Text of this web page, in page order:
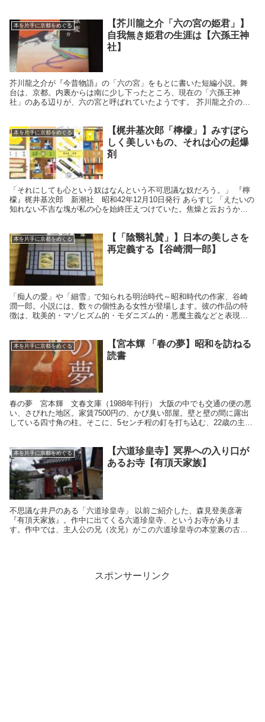
本を片手に京都をめぐる
【芥川龍之介「六の宮の姫君」】
自我無き姫君の生涯は【六孫王神
社】
芥川龍之介が『今昔物語』の「六の宮」をもとに書いた短編小説。舞
台は、京都。内裏からは南に少し下ったところ、現在の「六孫王神
社」のある辺りが、六の宮と呼ばれていたようです。 芥川龍之介の作
本を片手に京都をめぐる
【梶井基次郎「檸檬」】みすぼら
しく美しいもの、それは心の起爆
剤
「それにしても心という奴はなんという不可思議な奴だろう。」 『檸
檬』梶井基次郎 新潮社 昭和42年12月10日発行 あらすじ 「えたいの
知れない不吉な塊が私の心を始終圧えつけていた。焦燥と云おうか、
本を片手に京都をめぐる
【「陰翳礼賛」】日本の美しさを
再定義する【谷崎潤一郎】
「痴人の愛」や「細雪」で知られる明治時代～昭和時代の作家、谷崎
潤一郎。小説には、数々の個性ある女性が登場します。彼の作品の特
徴は、耽美的・マゾヒズム的・モダニズム的・悪魔主義などと表現さ
本を片手に京都をめぐる
【宮本輝 「春の夢】昭和を訪ねる
読書
春の夢 宮本輝 文春文庫（1988年刊行） 大阪の中でも交通の便の悪
い、さびれた地区。家賃7500円の、かび臭い部屋。壁と壁の間に露出
している四寸角の柱。そこに、5センチ程の釘を打ち込む、22歳の主人
本を片手に京都をめぐる
【六道珍皇寺】冥界への入り口が
あるお寺【有頂天家族】
不思議な井戸のある「六道珍皇寺」 以前ご紹介した、森見登美彦著
『有頂天家族』。作中に出てくる六道珍皇寺、というお寺がありま
す。作中では、主人公の兄（次兄）がこの六道珍皇寺の本堂裏の古井
スポンサーリンク